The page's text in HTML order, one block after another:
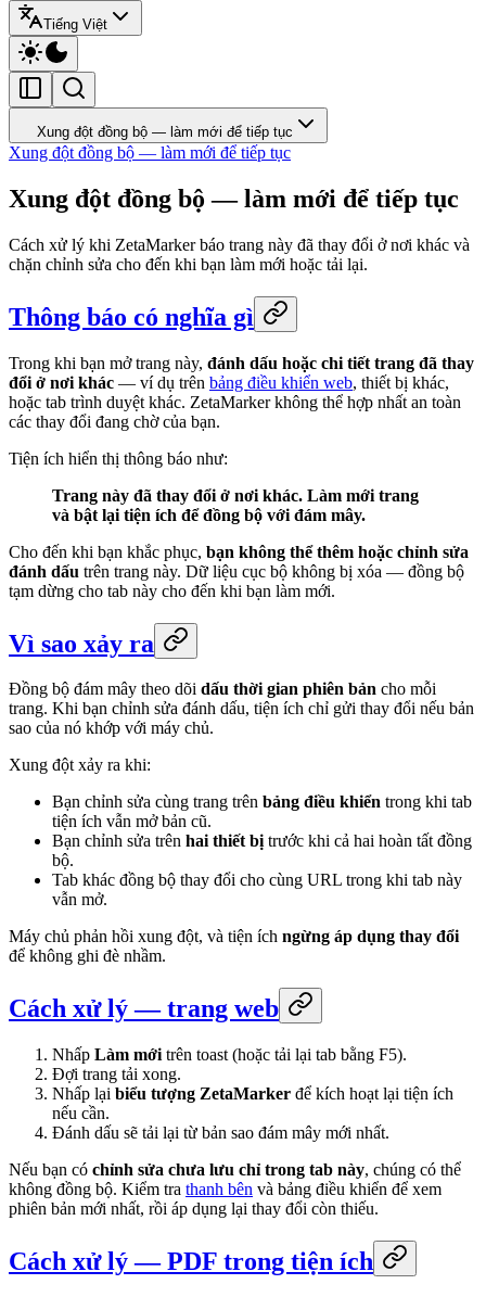
Tiếng Việt
Xung đột đồng bộ — làm mới để tiếp tục
Xung đột đồng bộ — làm mới để tiếp tục
Xung đột đồng bộ — làm mới để tiếp tục
Cách xử lý khi ZetaMarker báo trang này đã thay đổi ở nơi khác và
chặn chỉnh sửa cho đến khi bạn làm mới hoặc tải lại.
Thông báo có nghĩa gì
Trong khi bạn mở trang này, đánh dấu hoặc chi tiết trang đã thay
đổi ở nơi khác — ví dụ trên bảng điều khiển web, thiết bị khác,
hoặc tab trình duyệt khác. ZetaMarker không thể hợp nhất an toàn
các thay đổi đang chờ của bạn.
Tiện ích hiển thị thông báo như:
Trang này đã thay đổi ở nơi khác. Làm mới trang
và bật lại tiện ích để đồng bộ với đám mây.
Cho đến khi bạn khắc phục, bạn không thể thêm hoặc chỉnh sửa
đánh dấu trên trang này. Dữ liệu cục bộ không bị xóa — đồng bộ
tạm dừng cho tab này cho đến khi bạn làm mới.
Vì sao xảy ra
Đồng bộ đám mây theo dõi dấu thời gian phiên bản cho mỗi
trang. Khi bạn chỉnh sửa đánh dấu, tiện ích chỉ gửi thay đổi nếu bản
sao của nó khớp với máy chủ.
Xung đột xảy ra khi:
Bạn chỉnh sửa cùng trang trên bảng điều khiển trong khi tab
tiện ích vẫn mở bản cũ.
Bạn chỉnh sửa trên hai thiết bịtrước khi cả hai hoàn tất đồng
bộ.
Tab khác đồng bộ thay đổi cho cùng URL trong khi tab này
vẫn mở.
Máy chủ phản hồi xung đột, và tiện ích ngừng áp dụng thay đổi
để không ghi đè nhầm.
Cách xử lý — trang web
Nhấp Làm mới trên toast (hoặc tải lại tab bằng F5).
Đợi trang tải xong.
Nhấp lại biểu tượng ZetaMarker để kích hoạt lại tiện ích
nếu cần.
Đánh dấu sẽ tải lại từ bản sao đám mây mới nhất.
Nếu bạn có chỉnh sửa chưa lưu chỉ trong tab này, chúng có thể
không đồng bộ. Kiểm tra thanh bên và bảng điều khiển để xem
phiên bản mới nhất, rồi áp dụng lại thay đổi còn thiếu.
Cách xử lý — PDF trong tiện ích